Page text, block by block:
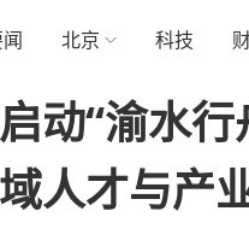
北京 科技
动“渝水
人才与产